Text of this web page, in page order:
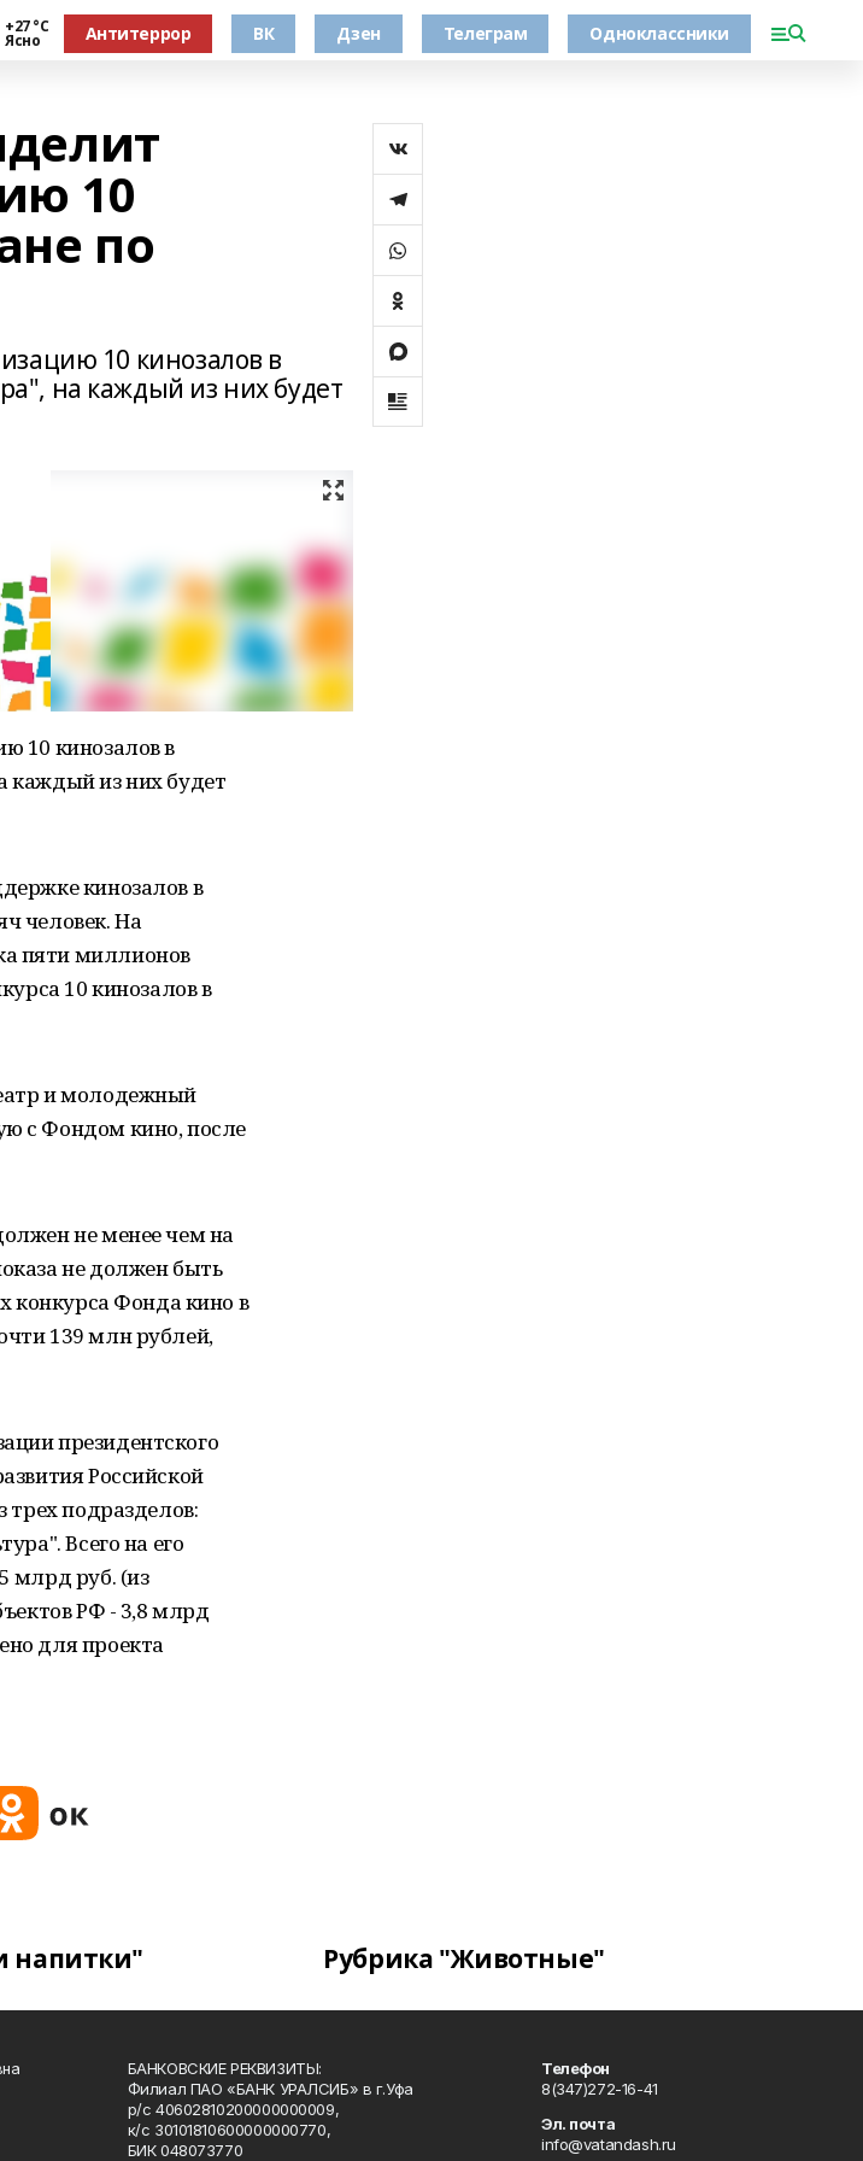
+27 °С
Ясно Антитеррор ВК Дзен Телеграм Одноклассники
10
по
10 кинозалов в
на каждый из них будет
10 кинозалов в
каждый из них будет
кинозалов в
человек. На
пяти миллионов
10 кинозалов в
и молодежный
с Фондом кино, после
не менее чем на
не должен быть
конкурса Фонда кино в
139 млн рублей,
президентского
Российской
трех подразделов:
Всего на его
млрд руб. (из
РФ - 3,8 млрд
для проекта
напитки" Рубрика "Животные"
БАНКОВСКИЕ РЕКВИЗИТЫ:
Филиал ПАО «БАНК УРАЛСИБ» в г.Уфа
р/с 40602810200000000009,
к/с 30101810600000000770,
БИК 048073770
Телефон
8(347)272-16-41
Эл. почта
info@vatandash.ru